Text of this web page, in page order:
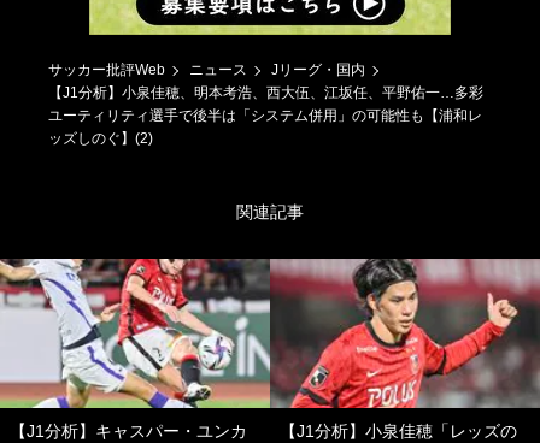
サッカー批評Web ニュース
Jリーグ・国内
【J1分析】小泉佳穂、明本考浩、西大伍、江坂任、平野佑一…多彩
ユーティリティ選手で後半は「システム併用」の可能性も【浦和レ
ッズしのぐ】(2)
関連記事
【J1分析】キャスパー・ユンカ
【J1分析】小泉佳穂「レッズの